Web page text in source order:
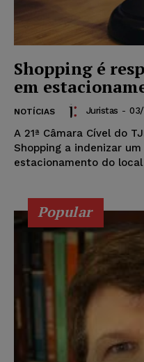
Shopping é
em
NOTÍCIAS Juristas -
A 21ª Câmara Cível do
Shopping a indenizar
estacionamento do
Popular